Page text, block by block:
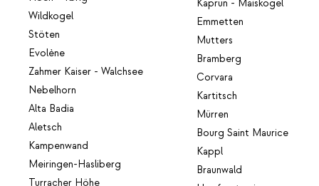
Wildkogel
Stöten
Evolène
Zahmer Kaiser - Walchsee
Nebelhorn
Alta Badia
Aletsch
Kampenwand
Meiringen-Hasliberg
Turracher Höhe
Kaprun - Maiskogel
Emmetten
Mutters
Bramberg
Corvara
Kartitsch
Mürren
Bourg Saint Maurice
Kappl
Braunwald